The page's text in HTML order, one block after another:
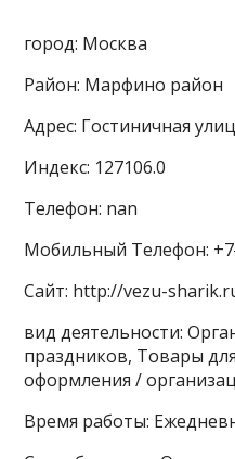
город: Москва
Район: Марфино район
Адрес: Гостиничная
Индекс: 127106.0
Телефон: nan
Мобильный Телефон:
Сайт: http://vezu-
вид деятельности:
праздников, Товары
оформления /
Время работы: